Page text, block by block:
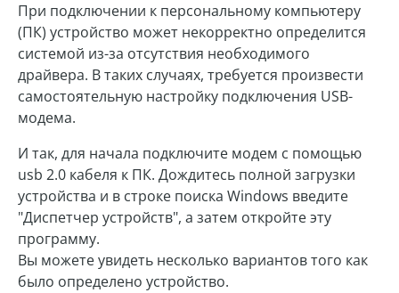
При подключении к персональному компьютеру
(ПК) устройство может некорректно определится
системой из-за отсутствия необходимого
драйвера. В таких случаях, требуется произвести
самостоятельную настройку подключения USB-
модема.
И так, для начала подключите модем с помощью
usb 2.0 кабеля к ПК. Дождитесь полной загрузки
устройства и в строке поиска Windows введите
"Диспетчер устройств", а затем откройте эту
программу.
Вы можете увидеть несколько вариантов того как
было определено устройство.